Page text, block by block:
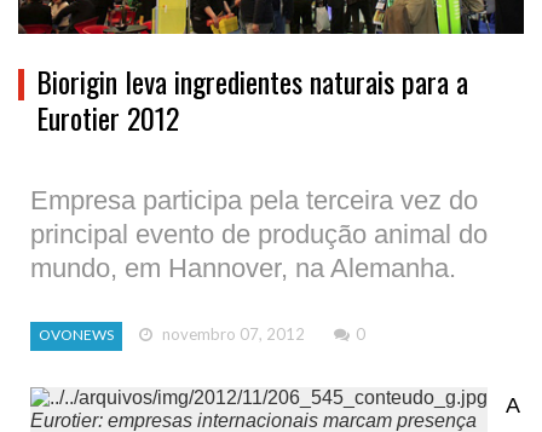
Biorigin leva ingredientes naturais para a
Eurotier 2012
Empresa participa pela terceira vez do
principal evento de produção animal do
mundo, em Hannover, na Alemanha.
OVONEWS novembro 07, 2012 0
Eurotier: empresas internacionais marcam presença
A